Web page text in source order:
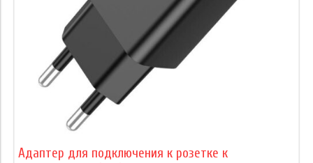
Адаптер для подключения к розетке к